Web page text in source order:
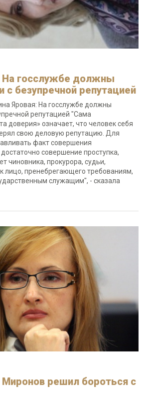
На госслужбе должны
с безупречной репутацией
Яровая: На госслужбе должны
репутацией "Сама
доверия» означает, что человек себя
свою деловую репутацию. Для
факт совершения
совершение проступка,
чиновника, прокурора, судьи,
лицо, пренебрегающего требованиям,
служащим", - сказала
Миронов решил бороться с